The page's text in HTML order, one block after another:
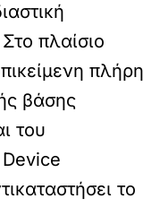
πλαίσιο
πλήρη
βάσης
του
το